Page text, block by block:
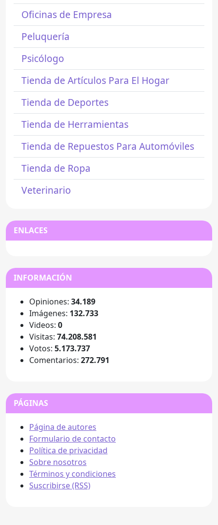
Oficinas de Empresa
Peluquería
Psicólogo
Tienda de Artículos Para El Hogar
Tienda de Deportes
Tienda de Herramientas
Tienda de Repuestos Para Automóviles
Tienda de Ropa
Veterinario
ENLACES
INFORMACIÓN
Opiniones: 34.189
Imágenes: 132.733
Videos: 0
Visitas: 74.208.581
Votos: 5.173.737
Comentarios: 272.791
PÁGINAS
Página de autores
Formulario de contacto
Política de privacidad
Sobre nosotros
Términos y condiciones
Suscribirse (RSS)